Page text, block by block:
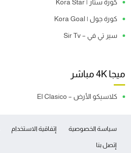
كورة ستار | Kora Star
كورة جول | Kora Goal
سير تي في – Sir Tv
ميجا 4K مباشر
كلاسيكو الأرض – El Clasico
سياسة الخصوصية إتفاقية الاستخدام
إتصل بنا